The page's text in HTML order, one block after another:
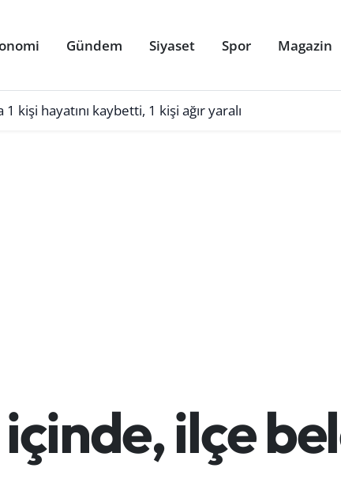
Gündem Siyaset Spor Magazin
1 kişi hayatını kaybetti, 1 kişi ağır yaralı
ilçe